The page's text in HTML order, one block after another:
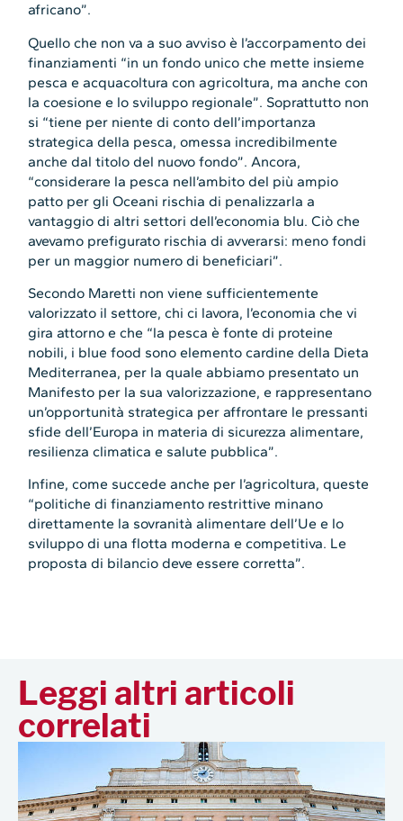
africano”.
Quello che non va a suo avviso è l’accorpamento dei
finanziamenti “in un fondo unico che mette insieme
pesca e acquacoltura con agricoltura, ma anche con
la coesione e lo sviluppo regionale”. Soprattutto non
si “tiene per niente di conto dell’importanza
strategica della pesca, omessa incredibilmente
anche dal titolo del nuovo fondo”. Ancora,
“considerare la pesca nell’ambito del più ampio
patto per gli Oceani rischia di penalizzarla a
vantaggio di altri settori dell’economia blu. Ciò che
avevamo prefigurato rischia di avverarsi: meno fondi
per un maggior numero di beneficiari”.
Secondo Maretti non viene sufficientemente
valorizzato il settore, chi ci lavora, l’economia che vi
gira attorno e che “la pesca è fonte di proteine
nobili, i blue food sono elemento cardine della Dieta
Mediterranea, per la quale abbiamo presentato un
Manifesto per la sua valorizzazione, e rappresentano
un’opportunità strategica per affrontare le pressanti
sfide dell’Europa in materia di sicurezza alimentare,
resilienza climatica e salute pubblica”.
Infine, come succede anche per l’agricoltura, queste
“politiche di finanziamento restrittive minano
direttamente la sovranità alimentare dell’Ue e lo
sviluppo di una flotta moderna e competitiva. Le
proposta di bilancio deve essere corretta”.
Leggi altri articoli
correlati